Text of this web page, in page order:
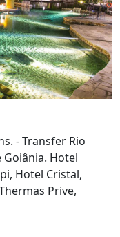
- Transfer Rio
Hotel
Hotel Cristal,
Prive,